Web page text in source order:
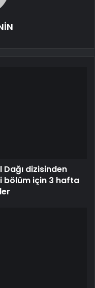
dizisinden
bölüm için 3 hafta